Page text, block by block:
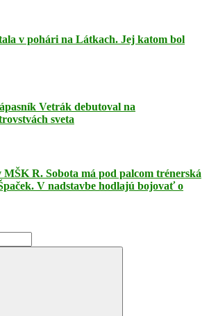
v pohári na Látkach. Jej katom bol
Vetrák debutoval na
sveta
MŠK R. Sobota má pod palcom trénerská
V nadstavbe hodlajú bojovať o